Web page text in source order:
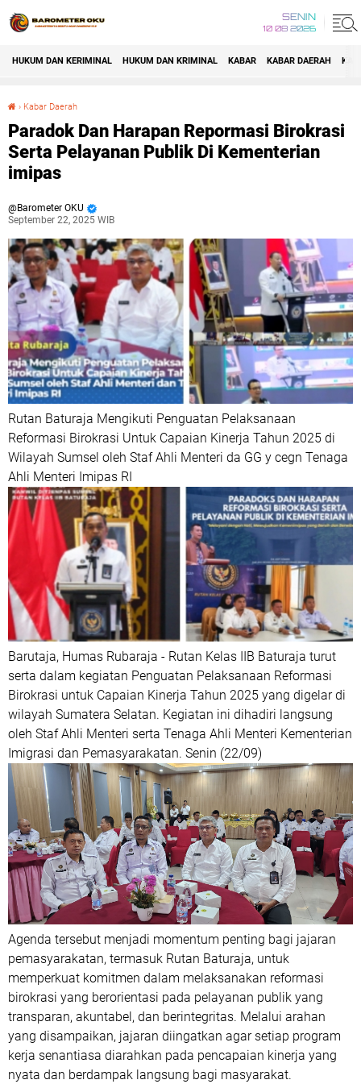
SENIN
10 08 2026
HUKUM DAN KERIMINAL HUKUM DAN KRIMINAL KABAR KABAR DAERAH
› Kabar Daerah
Paradok Dan Harapan Repormasi Birokrasi
Serta Pelayanan Publik Di Kementerian
imipas
Barometer OKU
September 22, 2025 WIB
Rutan Baturaja Mengikuti Penguatan Pelaksanaan
Reformasi Birokrasi Untuk Capaian Kinerja Tahun 2025 di
Wilayah Sumsel oleh Staf Ahli Menteri da GG y cegn Tenaga
Ahli Menteri Imipas RI
Barutaja, Humas Rubaraja - Rutan Kelas IIB Baturaja turut
serta dalam kegiatan Penguatan Pelaksanaan Reformasi
Birokrasi untuk Capaian Kinerja Tahun 2025 yang digelar di
wilayah Sumatera Selatan. Kegiatan ini dihadiri langsung
oleh Staf Ahli Menteri serta Tenaga Ahli Menteri Kementerian
Imigrasi dan Pemasyarakatan. Senin (22/09)
Agenda tersebut menjadi momentum penting bagi jajaran
pemasyarakatan, termasuk Rutan Baturaja, untuk
memperkuat komitmen dalam melaksanakan reformasi
birokrasi yang berorientasi pada pelayanan publik yang
transparan, akuntabel, dan berintegritas. Melalui arahan
yang disampaikan, jajaran diingatkan agar setiap program
kerja senantiasa diarahkan pada pencapaian kinerja yang
nyata dan berdampak langsung bagi masyarakat.